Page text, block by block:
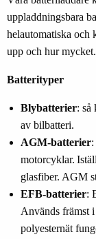
uppladdningsbara
helautomatiska och
upp och hur mycket.
Batterityper
Blybatterier: så
av bilbatteri.
AGM-batterier
motorcyklar.
glasfiber. AGM
EFB-batterier:
Används främst
polyesternät